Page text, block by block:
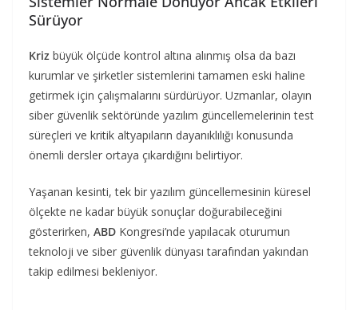
Sürüyor
Kriz büyük ölçüde kontrol altına alınmış olsa da bazı
kurumlar ve şirketler sistemlerini tamamen eski haline
getirmek için çalışmalarını sürdürüyor. Uzmanlar, olayın
siber güvenlik sektöründe yazılım güncellemelerinin test
süreçleri ve kritik altyapıların dayanıklılığı konusunda
önemli dersler ortaya çıkardığını belirtiyor.
Yaşanan kesinti, tek bir yazılım güncellemesinin küresel
ölçekte ne kadar büyük sonuçlar doğurabileceğini
gösterirken, ABD Kongresi’nde yapılacak oturumun
teknoloji ve siber güvenlik dünyası tarafından yakından
takip edilmesi bekleniyor.